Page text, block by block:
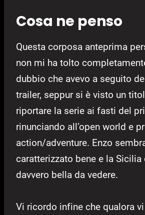
Cosa ne penso
Questa corposa anteprima
non mi ha tolto
dubbio che avevo a seguito
trailer, seppur si è visto un
riportare la serie ai fasti del
rinunciando all’open world e
action/adventure. Enzo
caratterizzato bene e la Sicilia
davvero bella da vedere.
Vi ricordo infine che qualora